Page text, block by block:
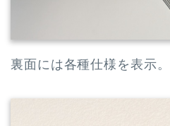
裏面には各種仕様を表示。